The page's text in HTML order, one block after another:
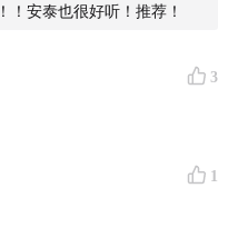
！安泰也很好听！推荐！
3
1